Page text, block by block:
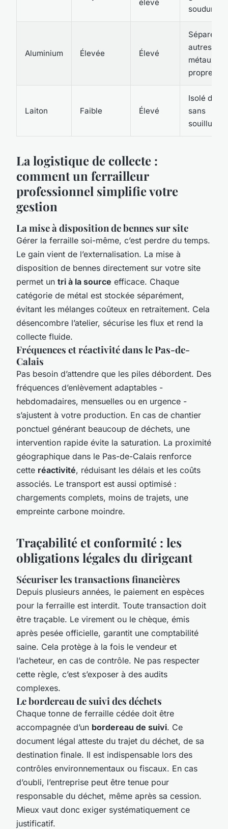
élevé
soudure
Aluminium Élevée Élevé
Séparé
autres
métaux,
propre
Laiton Faible Élevé
Isolé du
sans
souillure
La logistique de collecte :
comment un ferrailleur
professionnel simplifie votre
gestion
La mise à disposition de bennes sur site
Gérer la ferraille soi-même, c’est perdre du temps.
Le gain vient de l’externalisation. La mise à
disposition de bennes directement sur votre site
permet un tri à la source efficace. Chaque
catégorie de métal est stockée séparément,
évitant les mélanges coûteux en retraitement. Cela
désencombre l’atelier, sécurise les flux et rend la
collecte fluide.
Fréquences et réactivité dans le Pas-de-
Calais
Pas besoin d’attendre que les piles débordent. Des
fréquences d’enlèvement adaptables -
hebdomadaires, mensuelles ou en urgence -
s’ajustent à votre production. En cas de chantier
ponctuel générant beaucoup de déchets, une
intervention rapide évite la saturation. La proximité
géographique dans le Pas-de-Calais renforce
cette réactivité, réduisant les délais et les coûts
associés. Le transport est aussi optimisé :
chargements complets, moins de trajets, une
empreinte carbone moindre.
Traçabilité et conformité : les
obligations légales du dirigeant
Sécuriser les transactions financières
Depuis plusieurs années, le paiement en espèces
pour la ferraille est interdit. Toute transaction doit
être traçable. Le virement ou le chèque, émis
après pesée officielle, garantit une comptabilité
saine. Cela protège à la fois le vendeur et
l’acheteur, en cas de contrôle. Ne pas respecter
cette règle, c’est s’exposer à des audits
complexes.
Le bordereau de suivi des déchets
Chaque tonne de ferraille cédée doit être
accompagnée d’un bordereau de suivi. Ce
document légal atteste du trajet du déchet, de sa
destination finale. Il est indispensable lors des
contrôles environnementaux ou fiscaux. En cas
d’oubli, l’entreprise peut être tenue pour
responsable du déchet, même après sa cession.
Mieux vaut donc exiger systématiquement ce
justificatif.